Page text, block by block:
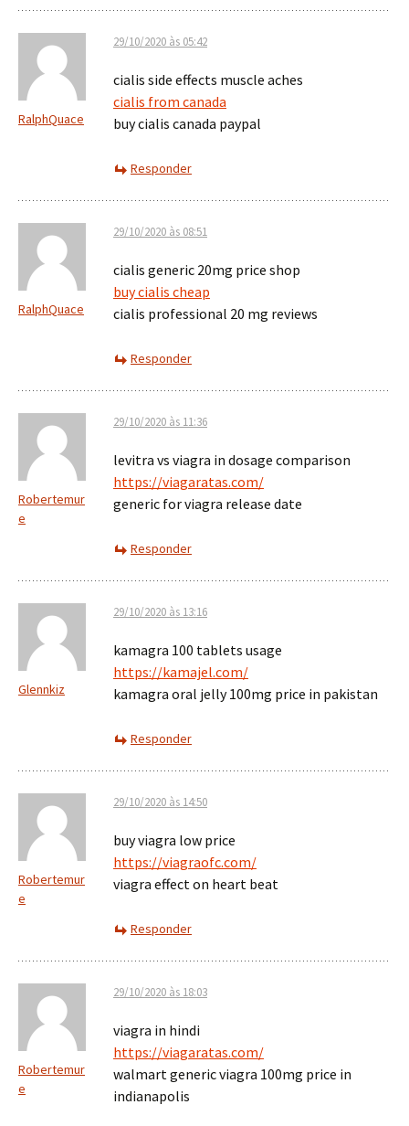
RalphQuace
29/10/2020 às 05:42
cialis side effects muscle aches
cialis from canada
buy cialis canada paypal
Responder
RalphQuace
29/10/2020 às 08:51
cialis generic 20mg price shop
buy cialis cheap
cialis professional 20 mg reviews
Responder
Robertemur
e
29/10/2020 às 11:36
levitra vs viagra in dosage comparison
https://viagaratas.com/
generic for viagra release date
Responder
Glennkiz
29/10/2020 às 13:16
kamagra 100 tablets usage
https://kamajel.com/
kamagra oral jelly 100mg price in pakistan
Responder
Robertemur
e
29/10/2020 às 14:50
buy viagra low price
https://viagraofc.com/
viagra effect on heart beat
Responder
Robertemur
e
29/10/2020 às 18:03
viagra in hindi
https://viagaratas.com/
walmart generic viagra 100mg price in
indianapolis